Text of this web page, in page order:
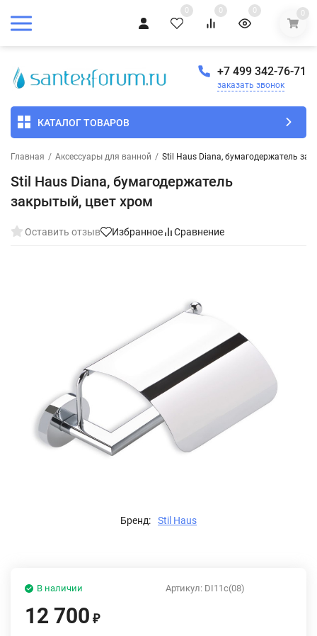
0 0 0 0
+7 499 342-76-71
заказать звонок
КАТАЛОГ ТОВАРОВ
Главная / Аксессуары для ванной / Stil Haus Diana, бумагодержатель
Stil Haus Diana, бумагодержатель
закрытый, цвет хром
Оставить отзыв Избранное Сравнение
Бренд: Stil Haus
Артикул: DI11с(08)
В наличии
12 700 ₽